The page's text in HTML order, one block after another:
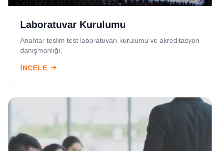
Laboratuvar Kurulumu
Anahtar teslim test laboratuvarı kurulumu ve akreditasyon
danışmanlığı.
İNCELE